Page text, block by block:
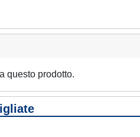
questo prodotto.